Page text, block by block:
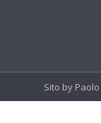
Sito by